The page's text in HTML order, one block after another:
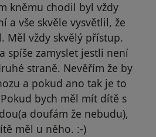
kněmu chodil byl vždy
a vše skvěle vysvětlil, že
Měl vždy skvělý přístup.
spíše zamyslet jestli není
straně. Nevěřím že by
a pokud ano tak je to
bych měl mít dítě s
doufám že nebudu),
měl u něho. :-)